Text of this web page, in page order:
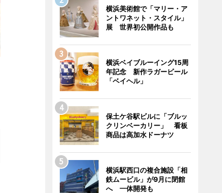
横浜美術館で「マリー・ア
ントワネット・スタイル」
展 世界初公開作品も
横浜ベイブルーイング15周
年記念 新作ラガービール
「ベイヘル」
保土ケ谷駅ビルに「ブルッ
クリンベーカリー」 看板
商品は高加水ドーナツ
横浜駅西口の複合施設「相
鉄ムービル」が9月に閉館
へ 一体開発も